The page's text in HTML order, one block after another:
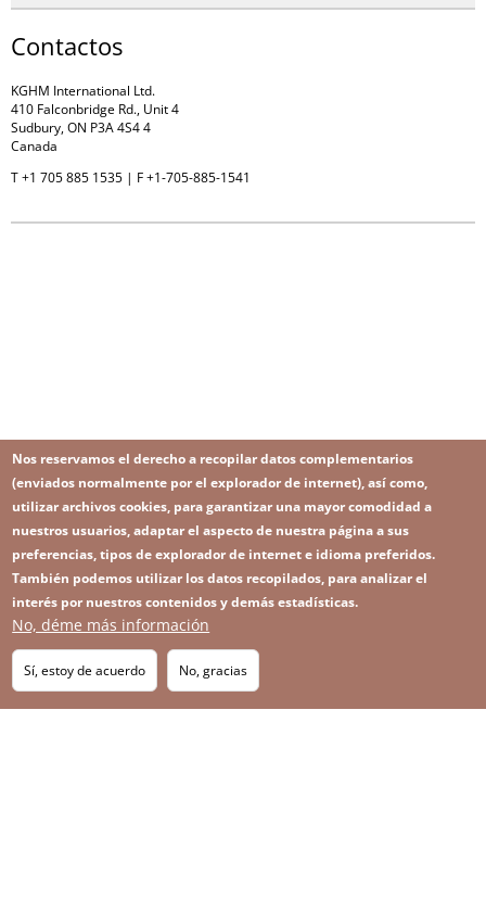
Contactos
KGHM International Ltd.
410 Falconbridge Rd., Unit 4
Sudbury, ON P3A 4S4 4
Canada
T +1 705 885 1535 | F +1-705-885-1541
Footer
menu
Suscríbase a nuestro Newsletter
Image
SITEMAP
IMAGE
Nos reservamos el derecho a recopilar datos complementarios
(enviados normalmente por el explorador de internet), así como,
utilizar archivos cookies, para garantizar una mayor comodidad a
nuestros usuarios, adaptar el aspecto de nuestra página a sus
preferencias, tipos de explorador de internet e idioma preferidos.
También podemos utilizar los datos recopilados, para analizar el
interés por nuestros contenidos y demás estadísticas.
No, déme más información
Sí, estoy de acuerdo No, gracias